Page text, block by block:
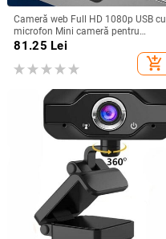
Cameră web Full HD 1080p USB cu
microfon Mini cameră pentru
computer, rotativă flexibilă, pentru
laptopuri, cameră web pentru
desktop Educație online
81.25 Lei
add_shopping_cart